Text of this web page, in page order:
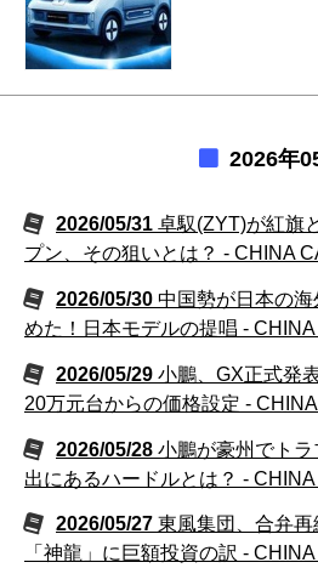
2026年
2026/05/31 卓馭(ZYT)が紅旗
プン、その狙いとは？ - CHINA
2026/05/30 中国勢が日本の
めた！日本モデルの提唱 -
2026/05/29 小鵬、GX正式発
20万元台からの価格設定 -
2026/05/28 小鵬が豪州でト
出にあるハードルとは？ -
2026/05/27 東風集団、合弁
「神龍」に巨額投資の訳 -